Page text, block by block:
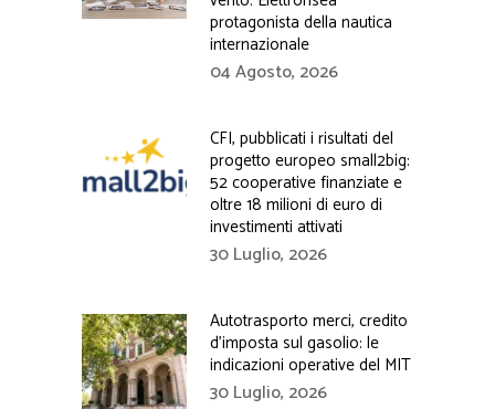
protagonista della nautica
internazionale
04 Agosto, 2026
CFI, pubblicati i risultati del
progetto europeo small2big:
52 cooperative finanziate e
oltre 18 milioni di euro di
investimenti attivati
30 Luglio, 2026
Autotrasporto merci, credito
d’imposta sul gasolio: le
indicazioni operative del MIT
30 Luglio, 2026